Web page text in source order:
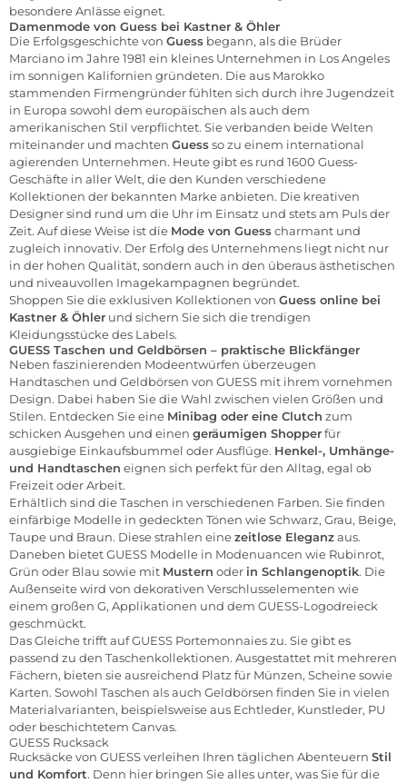
besondere Anlässe eignet.
Damenmode von Guess bei Kastner & Öhler
Die Erfolgsgeschichte von Guess begann, als die Brüder
Marciano im Jahre 1981 ein kleines Unternehmen in Los Angeles
im sonnigen Kalifornien gründeten. Die aus Marokko
stammenden Firmengründer fühlten sich durch ihre Jugendzeit
in Europa sowohl dem europäischen als auch dem
amerikanischen Stil verpflichtet. Sie verbanden beide Welten
miteinander und machten Guessso zu einem international
agierenden Unternehmen. Heute gibt es rund 1600 Guess-
Geschäfte in aller Welt, die den Kunden verschiedene
Kollektionen der bekannten Marke anbieten. Die kreativen
Designer sind rund um die Uhr im Einsatz und stets am Puls der
Zeit. Auf diese Weise ist die Mode von Guesscharmant und
zugleich innovativ. Der Erfolg des Unternehmens liegt nicht nur
in der hohen Qualität, sondern auch in den überaus ästhetischen
und niveauvollen Imagekampagnen begründet.
Shoppen Sie die exklusiven Kollektionen von Guess online bei
Kastner & Öhler und sichern Sie sich die trendigen
Kleidungsstücke des Labels.
GUESS Taschen und Geldbörsen – praktische Blickfänger
Neben faszinierenden Modeentwürfen überzeugen
Handtaschen und Geldbörsen von GUESS mit ihrem vornehmen
Design. Dabei haben Sie die Wahl zwischen vielen Größen und
Stilen. Entdecken Sie eine Minibag oder eine Clutch zum
schicken Ausgehen und einen geräumigen Shopperfür
ausgiebige Einkaufsbummel oder Ausflüge. Henkel-, Umhänge-
und Handtaschen eignen sich perfekt für den Alltag, egal ob
Freizeit oder Arbeit.
Erhältlich sind die Taschen in verschiedenen Farben. Sie finden
einfärbige Modelle in gedeckten Tönen wie Schwarz, Grau, Beige,
Taupe und Braun. Diese strahlen einezeitlose Eleganzaus.
Daneben bietet GUESS Modelle in Modenuancen wie Rubinrot,
Grün oder Blau sowie mit Mustern oder in Schlangenoptik. Die
Außenseite wird von dekorativen Verschlusselementen wie
einem großen G, Applikationen und dem GUESS-Logodreieck
geschmückt.
Das Gleiche trifft auf GUESS Portemonnaies zu. Sie gibt es
passend zu den Taschenkollektionen. Ausgestattet mit mehreren
Fächern, bieten sie ausreichend Platz für Münzen, Scheine sowie
Karten. Sowohl Taschen als auch Geldbörsen finden Sie in vielen
Materialvarianten, beispielsweise aus Echtleder, Kunstleder, PU
oder beschichtetem Canvas.
GUESS Rucksack
Rucksäcke von GUESS verleihen Ihren täglichen Abenteuern Stil
und Komfort. Denn hier bringen Sie alles unter, was Sie für die